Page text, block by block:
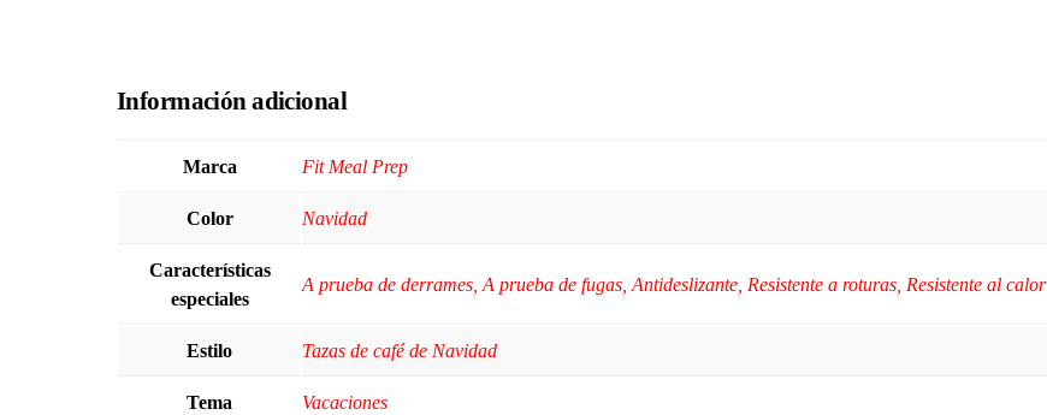
Información adicional
Marca Fit Meal Prep
Color Navidad
Características
especiales
A prueba de derrames, A prueba de fugas, Antideslizante, Resistente a roturas, Resistente al calor
Estilo Tazas de café de Navidad
Tema Vacaciones